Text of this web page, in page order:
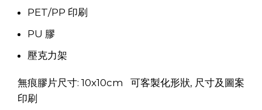
PET/PP 印刷
PU 膠
壓克力架
無痕膠片尺寸: 10x10cm 可客製化形狀, 尺寸及圖案
印刷